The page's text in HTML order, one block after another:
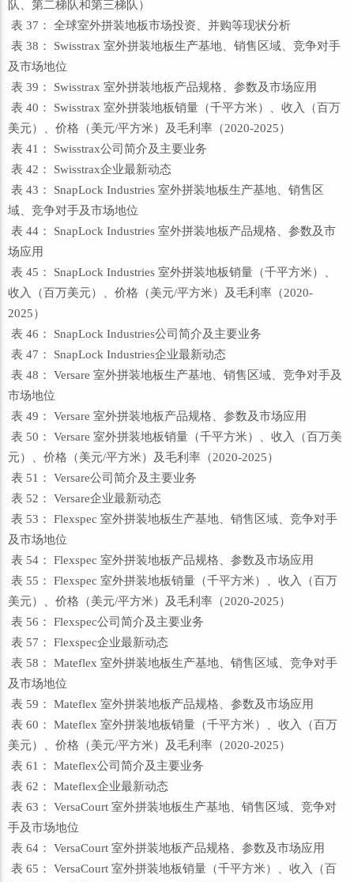
队、第二梯队和第三梯队）
表 37： 全球室外拼装地板市场投资、并购等现状分析
表 38： Swisstrax 室外拼装地板生产基地、销售区域、竞争对手
及市场地位
表 39： Swisstrax 室外拼装地板产品规格、参数及市场应用
表 40： Swisstrax 室外拼装地板销量（千平方米）、收入（百万
美元）、价格（美元/平方米）及毛利率（2020-2025）
表 41： Swisstrax公司简介及主要业务
表 42： Swisstrax企业最新动态
表 43： SnapLock Industries 室外拼装地板生产基地、销售区
域、竞争对手及市场地位
表 44： SnapLock Industries 室外拼装地板产品规格、参数及市
场应用
表 45： SnapLock Industries 室外拼装地板销量（千平方米）、
收入（百万美元）、价格（美元/平方米）及毛利率（2020-
2025）
表 46： SnapLock Industries公司简介及主要业务
表 47： SnapLock Industries企业最新动态
表 48： Versare 室外拼装地板生产基地、销售区域、竞争对手及
市场地位
表 49： Versare 室外拼装地板产品规格、参数及市场应用
表 50： Versare 室外拼装地板销量（千平方米）、收入（百万美
元）、价格（美元/平方米）及毛利率（2020-2025）
表 51： Versare公司简介及主要业务
表 52： Versare企业最新动态
表 53： Flexspec 室外拼装地板生产基地、销售区域、竞争对手
及市场地位
表 54： Flexspec 室外拼装地板产品规格、参数及市场应用
表 55： Flexspec 室外拼装地板销量（千平方米）、收入（百万
美元）、价格（美元/平方米）及毛利率（2020-2025）
表 56： Flexspec公司简介及主要业务
表 57： Flexspec企业最新动态
表 58： Mateflex 室外拼装地板生产基地、销售区域、竞争对手
及市场地位
表 59： Mateflex 室外拼装地板产品规格、参数及市场应用
表 60： Mateflex 室外拼装地板销量（千平方米）、收入（百万
美元）、价格（美元/平方米）及毛利率（2020-2025）
表 61： Mateflex公司简介及主要业务
表 62： Mateflex企业最新动态
表 63： VersaCourt 室外拼装地板生产基地、销售区域、竞争对
手及市场地位
表 64： VersaCourt 室外拼装地板产品规格、参数及市场应用
表 65： VersaCourt 室外拼装地板销量（千平方米）、收入（百